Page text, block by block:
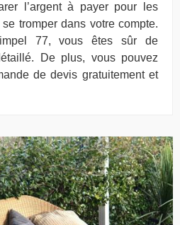
l’argent à payer pour les
tromper dans votre compte.
77, vous êtes sûr de
De plus, vous pouvez
de devis gratuitement et